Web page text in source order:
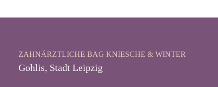
ZAHNÄRZTLICHE BAG KNIESCHE & WINTER
Gohlis, Stadt Leipzig